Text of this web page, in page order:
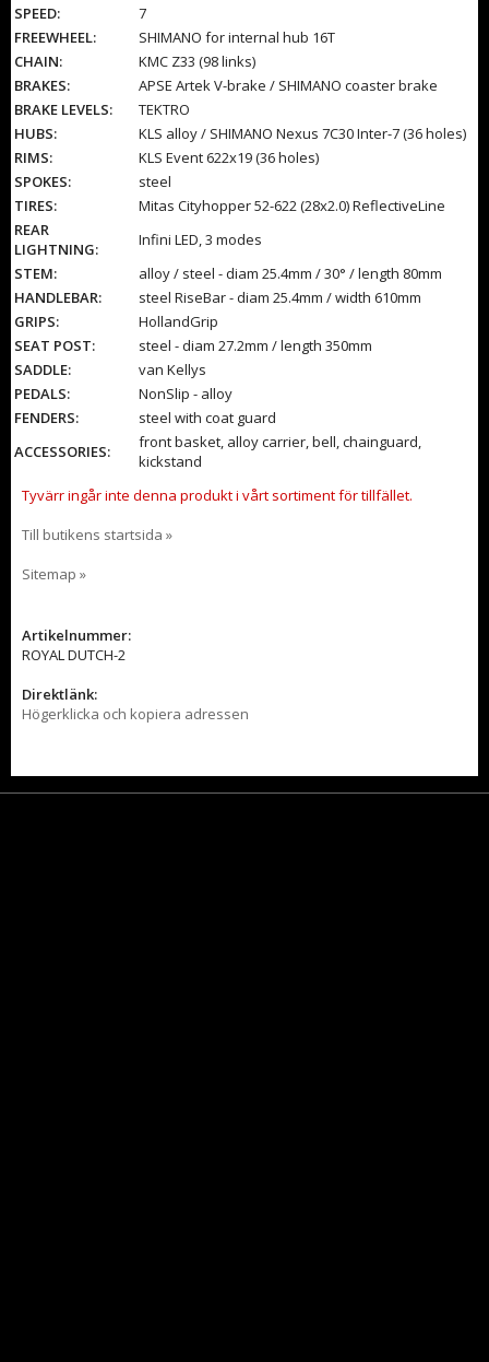
SPEED:
7
FREEWHEEL:
SHIMANO for internal hub 16T
CHAIN:
KMC Z33 (98 links)
BRAKES:
APSE Artek V-brake / SHIMANO coaster brake
BRAKE LEVELS:
TEKTRO
HUBS:
KLS alloy / SHIMANO Nexus 7C30 Inter-7 (36 holes)
RIMS:
KLS Event 622x19 (36 holes)
SPOKES:
steel
TIRES:
Mitas Cityhopper 52-622 (28x2.0) ReflectiveLine
REAR
LIGHTNING:
Infini LED, 3 modes
STEM:
alloy / steel - diam 25.4mm / 30° / length 80mm
HANDLEBAR:
steel RiseBar - diam 25.4mm / width 610mm
GRIPS:
HollandGrip
SEAT POST:
steel - diam 27.2mm / length 350mm
SADDLE:
van Kellys
PEDALS:
NonSlip - alloy
FENDERS:
steel with coat guard
ACCESSORIES:
front basket, alloy carrier, bell, chainguard,
kickstand
Tyvärr ingår inte denna produkt i vårt sortiment för tillfället.
Till butikens startsida »
Sitemap »
Artikelnummer:
ROYAL DUTCH-2
Direktlänk:
Högerklicka och kopiera adressen